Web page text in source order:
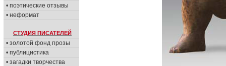
• поэтические отзывы
• неформат
СТУДИЯ ПИСАТЕЛЕЙ
• золотой фонд прозы
• публицистика
• загадки творчества